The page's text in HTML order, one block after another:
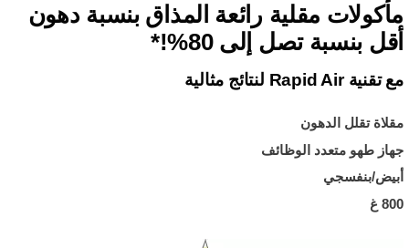
مأكولات مقلية رائعة المذاق بنسبة دهون
أقل بنسبة تصل إلى 80%!*
مع تقنية Rapid Air لنتائج مثالية
مقلاة تقلل الدهون
جهاز طهو متعدد الوظائف
أبيض/بنفسجي
800 غ